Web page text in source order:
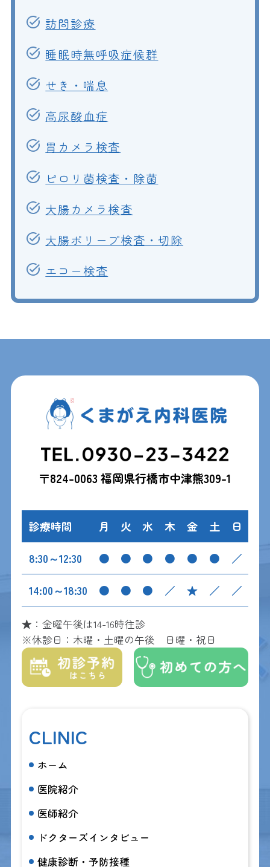
訪問診療
睡眠時無呼吸症候群
せき・喘息
高尿酸血症
胃カメラ検査
ピロリ菌検査・除菌
大腸カメラ検査
大腸ポリープ検査・切除
エコー検査
〒824-0063 福岡県行橋市中津熊309-1
診療時間 月 火 水 木 金 土 日
8:30～12:30 ● ● ● ● ● ● ／
14:00～18:30 ● ● ● ／ ★ ／ ／
★：金曜午後は14-16時往診
※休診日：木曜・土曜の午後 日曜・祝日
CLINIC
ホーム
医院紹介
医師紹介
ドクターズインタビュー
健康診断・予防接種